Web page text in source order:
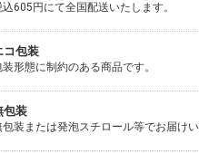
込605円にて全国配送いたします。
コ包装
装形態に制約のある商品です。
包装
包装または発泡スチロール等でお届けい